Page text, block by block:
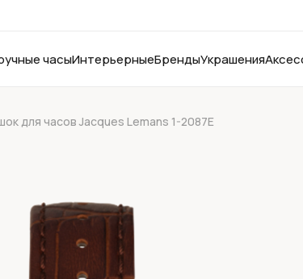
часыИнтерьерныеБрендыУкрашения
для часов Jacques Lemans 1-2087E